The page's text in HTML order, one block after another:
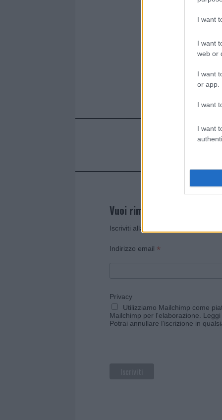
I want
I want
web or
I want
or app.
I want
I want
Vuoi rimanere sempre
Iscriviti alla newsletter di Gallura
Indirizzo email *
Privacy
Utilizziamo Mailchimp come
Mailchimp per l'elaborazione.
Potrai annullare l'iscrizione in